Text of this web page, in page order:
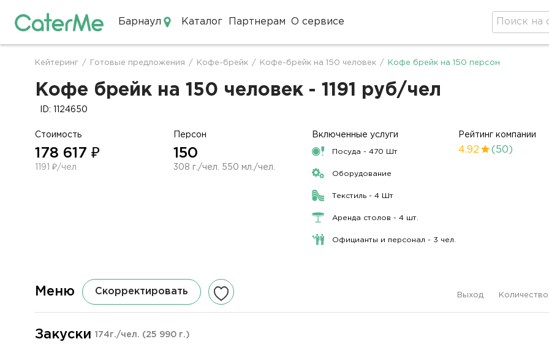
Барнаул Каталог Партнерам О сервисе
Строка
навигации
Кейтеринг / Готовые предложения / Кофе-брейк / Кофе-брейк на 150 человек / Кофе брейк на 150 персон
Кофе брейк на 150 человек - 1191 руб/чел
ID: 1124650
Стоимость
178 617 ₽
1191 ₽/чел
Персон
150
308 г./чел. 550 мл./чел.
Включенные услуги
Посуда - 470 Шт
Оборудование
Текстиль - 4 Шт
Аренда столов - 4 шт.
Официанты и персонал - 3 чел.
Рейтинг компании
4.92 (50)
Меню Скорректировать Выход Количество
Закуски 174г./чел. (25 990 г.)